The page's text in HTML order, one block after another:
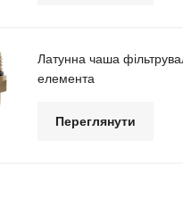
Латунна чаша
елемента
Переглянути